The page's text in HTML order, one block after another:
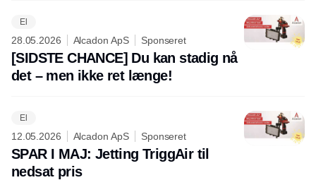
El
28.05.2026 Alcadon ApS Sponseret
[SIDSTE CHANCE] Du kan stadig nå
det – men ikke ret længe!
El
12.05.2026 Alcadon ApS Sponseret
SPAR I MAJ: Jetting TriggAir til
nedsat pris